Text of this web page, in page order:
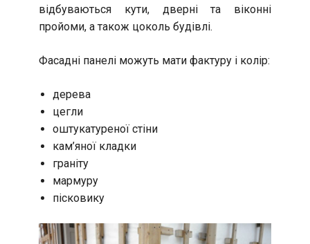
відбуваються кути, дверні та віконні
пройоми, а також цоколь будівлі.
Фасадні панелі можуть мати фактуру і колір:
дерева
цегли
оштукатуреної стіни
кам’яної кладки
граніту
мармуру
пісковику